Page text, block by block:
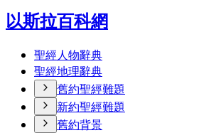
以斯拉百科網
聖經人物辭典
聖經地理辭典
舊約聖經難題
新約聖經難題
舊約背景